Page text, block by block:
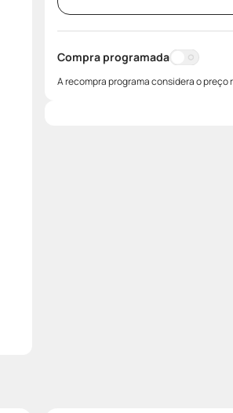
Compra programada
A recompra programa considera o